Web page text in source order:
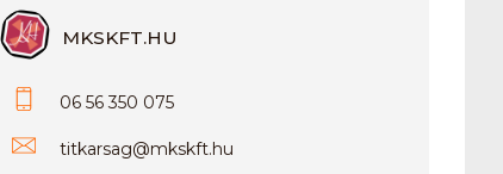
MKSKFT.HU
06 56 350 075
titkarsag@mkskft.hu